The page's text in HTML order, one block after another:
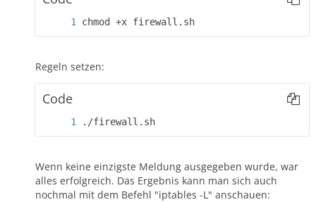
chmod +x firewall.sh
Regeln setzen:
Code
./firewall.sh
Wenn keine einzigste Meldung ausgegeben wurde, war
alles erfolgreich. Das Ergebnis kann man sich auch
nochmal mit dem Befehl "iptables -L" anschauen: